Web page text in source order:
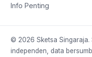
Info Penting
© 2026 Sketsa Singaraja.
independen, data